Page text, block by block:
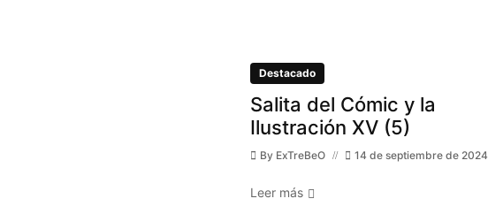
Destacado
Salita del Cómic y la
Ilustración XV (5)
By ExTreBeO 14 de septiembre de 2024
Leer más